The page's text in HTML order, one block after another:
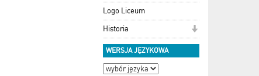
Logo Liceum
Historia
WERSJA JĘZYKOWA